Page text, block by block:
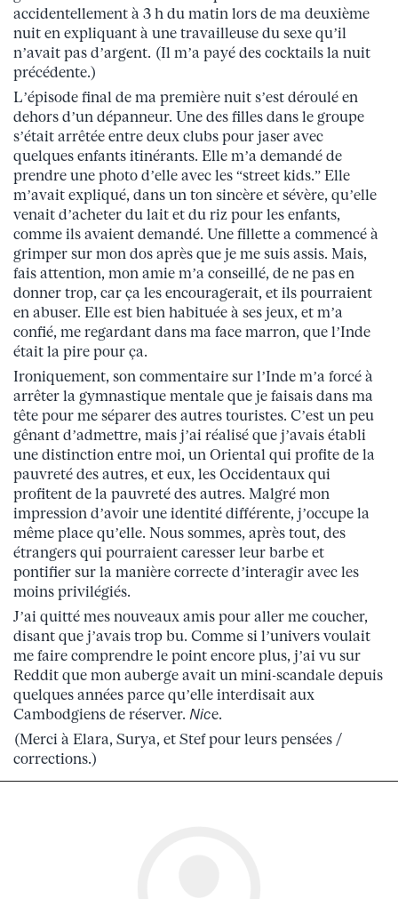
accidentellement à 3 h du matin lors de ma deuxième
nuit en expliquant à une travailleuse du sexe qu’il
n’avait pas d’argent. (Il m’a payé des cocktails la nuit
précédente.)
L’épisode final de ma première nuit s’est déroulé en
dehors d’un dépanneur. Une des filles dans le groupe
s’était arrêtée entre deux clubs pour jaser avec
quelques enfants itinérants. Elle m’a demandé de
prendre une photo d’elle avec les “street kids.” Elle
m’avait expliqué, dans un ton sincère et sévère, qu’elle
venait d’acheter du lait et du riz pour les enfants,
comme ils avaient demandé. Une fillette a commencé à
grimper sur mon dos après que je me suis assis. Mais,
fais attention, mon amie m’a conseillé, de ne pas en
donner trop, car ça les encouragerait, et ils pourraient
en abuser. Elle est bien habituée à ses jeux, et m’a
confié, me regardant dans ma face marron, que l’Inde
était la pire pour ça.
Ironiquement, son commentaire sur l’Inde m’a forcé à
arrêter la gymnastique mentale que je faisais dans ma
tête pour me séparer des autres touristes. C’est un peu
gênant d’admettre, mais j’ai réalisé que j’avais établi
une distinction entre moi, un Oriental qui profite de la
pauvreté des autres, et eux, les Occidentaux qui
profitent de la pauvreté des autres. Malgré mon
impression d’avoir une identité différente, j’occupe la
même place qu’elle. Nous sommes, après tout, des
étrangers qui pourraient caresser leur barbe et
pontifier sur la manière correcte d’interagir avec les
moins privilégiés.
J’ai quitté mes nouveaux amis pour aller me coucher,
disant que j’avais trop bu. Comme si l’univers voulait
me faire comprendre le point encore plus, j’ai vu sur
Reddit que mon auberge avait un mini-scandale depuis
quelques années parce qu’elle interdisait aux
Cambodgiens de réserver. Nice.
(Merci à Elara, Surya, et Stef pour leurs pensées /
corrections.)